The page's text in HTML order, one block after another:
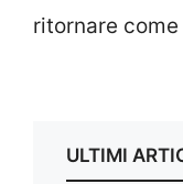
ritornare
ULTIMI